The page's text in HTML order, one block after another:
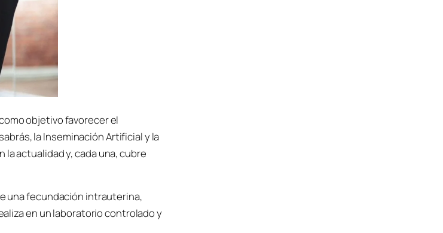
objetivo favorecer el
la Inseminación Artificial y la
actualidad y, cada una, cubre
una fecundación intrauterina,
en un laboratorio controlado y